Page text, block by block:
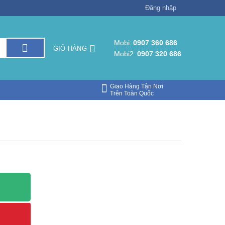
Đăng nhập
GIỎ HÀNG
Mobi: 0907 360 686
Mobi2: 0907 320 686
Giao Hàng Tận Nơi
Trên Toàn Quốc